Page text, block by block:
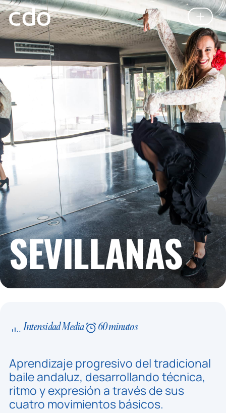
SEVILLANAS
Intensidad Media 60 minutos
Aprendizaje progresivo del tradicional
baile andaluz, desarrollando técnica,
ritmo y expresión a través de sus
cuatro movimientos básicos.